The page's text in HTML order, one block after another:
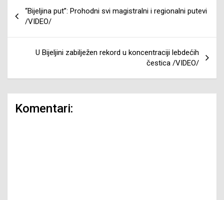
članaka
“Bijeljina put”: Prohodni svi magistralni i regionalni putevi
/VIDEO/
U Bijeljini zabilježen rekord u koncentraciji lebdećih
čestica /VIDEO/
Komentari: